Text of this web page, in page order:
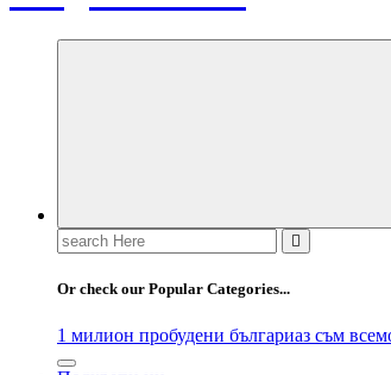
Search
for:
Or check our Popular Categories...
1 милион пробудени българиаз съм